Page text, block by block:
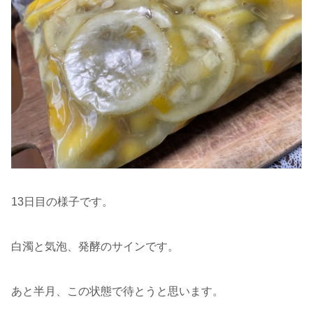
13日目の様子です。
白濁と気泡、発酵のサインです。
あと半月、この状態で待とうと思います。